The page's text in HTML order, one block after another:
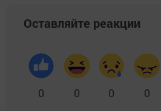
Оставляйте реакции
0 0 0 0